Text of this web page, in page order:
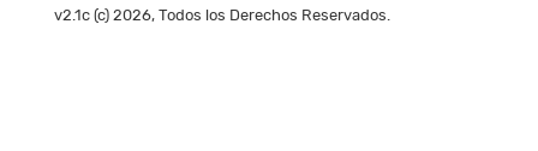
v2.1c (c) 2026, Todos los Derechos Reservados.